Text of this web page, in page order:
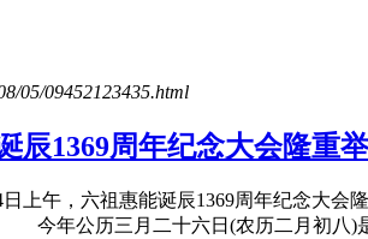
05/09452123435.html
辰1369周年纪念大会隆重
午，六祖惠能诞辰1369周年纪念大会
年公历三月二十六日(农历二月初八)是